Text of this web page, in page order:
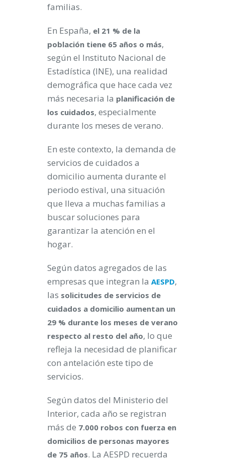
familias.
En España, el 21 % de la
población tiene 65 años o más,
según el Instituto Nacional de
Estadística (INE), una realidad
demográfica que hace cada vez
más necesaria la planificación de
los cuidados, especialmente
durante los meses de verano.
En este contexto, la demanda de
servicios de cuidados a
domicilio aumenta durante el
periodo estival, una situación
que lleva a muchas familias a
buscar soluciones para
garantizar la atención en el
hogar.
Según datos agregados de las
empresas que integran la AESPD,
las solicitudes de servicios de
cuidados a domicilio aumentan un
29 % durante los meses de verano
respecto al resto del año, lo que
refleja la necesidad de planificar
con antelación este tipo de
servicios.
Según datos del Ministerio del
Interior, cada año se registran
más de 7.000 robos con fuerza en
domicilios de personas mayores
de 75 años. La AESPD recuerda